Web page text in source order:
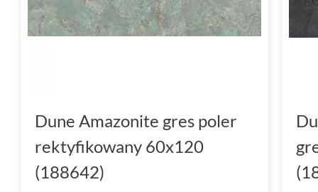
Dune Amazonite gres poler
rektyfikowany 60x120
(188642)